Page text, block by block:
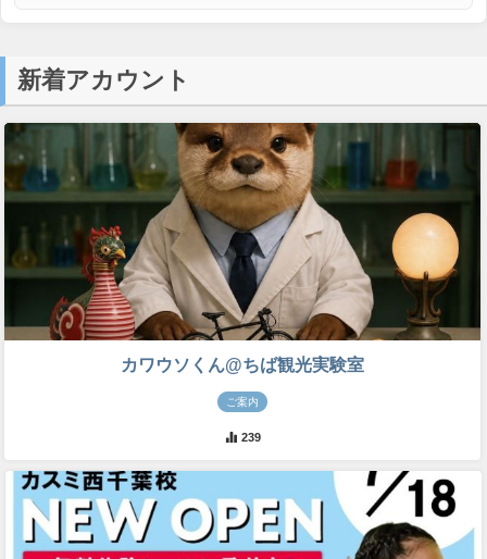
新着アカウント
カワウソくん@ちば観光実験室
ご案内
239